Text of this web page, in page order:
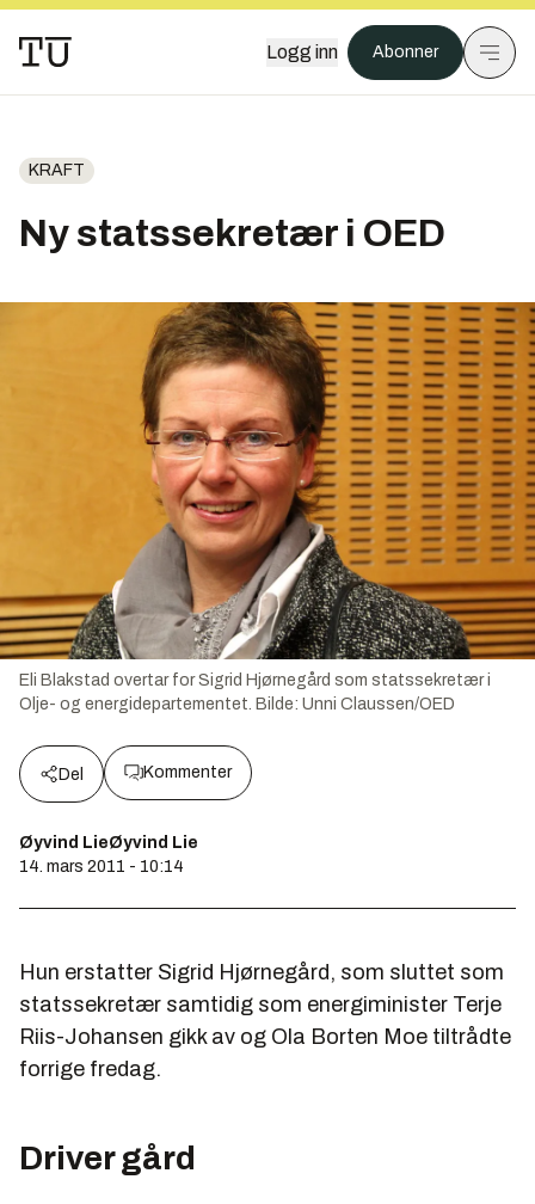
Logg inn Abonner
KRAFT
Ny statssekretær i OED
Eli Blakstad overtar for Sigrid Hjørnegård som statssekretær i
Olje- og energidepartementet. Bilde: Unni Claussen/OED
Del Kommenter
Øyvind LieØyvind Lie
14. mars 2011 - 10:14
Hun erstatter Sigrid Hjørnegård, som sluttet som
statssekretær samtidig som energiminister Terje
Riis-Johansen gikk av og Ola Borten Moe tiltrådte
forrige fredag.
Driver gård